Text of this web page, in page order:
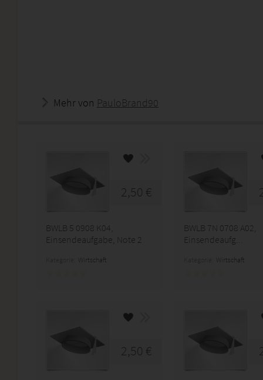
Mehr von PauloBrand90
2,50 €
BWLB 5 0908 K04,
Einsendeaufgabe, Note 2
Wirtschaft
BWLB 7N 0708 A02,
Einsendeaufg...
Wirtschaft
2,50 €